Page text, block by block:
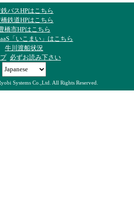
鉄バスHPはこちら
橋鉄道HPはこちら
橋市HPはこちら
「いこまい」はこちら
牛川渡船状況
必ずお読み下さい
Systems Co.,Ltd. All Rights Reserved.